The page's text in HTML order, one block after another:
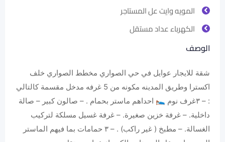
المويه وايت عل المستاجر
الكهرباء عداد مستقل
الوصف
شقة للايجار عوايل في حي الصواري مخطط الصواري خلف
اكسترا وطريق المدينه مكونه من 5 غرفه مدخل مقسمة كالتالي
: – ٣غرف نوم 🛌 احداهم ماستر بحمام . – صالون كبير – ⁠صالة
داخلية. – ⁠غرفة خزين صغيرة. – ⁠غرفة غسيل مسلكة لتركيب
الغسالة. – ⁠مطبخ ( غير راكب) . – ⁠٣ حمامات بما فيهم الماستر